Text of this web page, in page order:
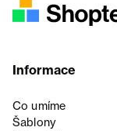
Informace
Co umíme
Šablony